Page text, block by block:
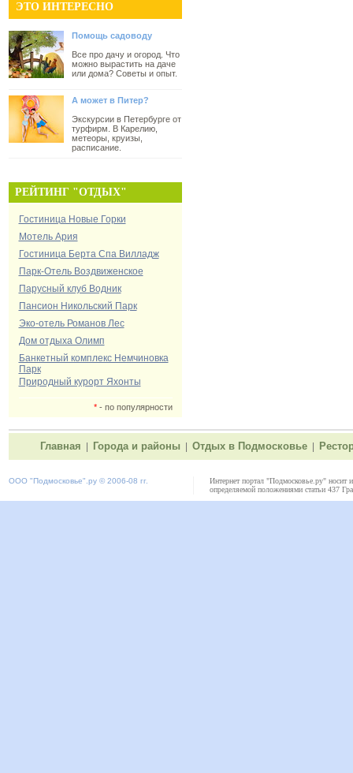
ЭТО ИНТЕРЕСНО
Помощь садоводу
Все про дачу и огород. Что
можно вырастить на даче
или дома? Советы и опыт.
А может в Питер?
Экскурсии в Петербурге от
турфирм. В Карелию,
метеоры, круизы,
расписание.
РЕЙТИНГ "ОТДЫХ"
Гостиница Новые Горки
Мотель Ария
Гостиница Берта Спа Вилладж
Парк-Отель Воздвиженское
Парусный клуб Водник
Пансион Никольский Парк
Эко-отель Романов Лес
Дом отдыха Олимп
Банкетный комплекс Немчиновка
Парк
Природный курорт Яхонты
*- по популярности
Главная Города и районы Отдых в Подмосковье
ООО "Подмосковье" .ру © 2006-08 гг.
Интернет портал "Подмосковье.ру" носит
определяемой положениями статьи 437